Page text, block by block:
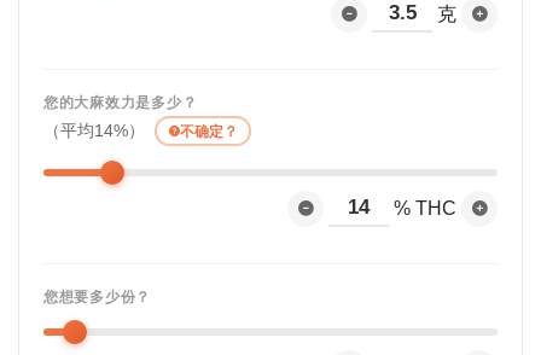
克
您的大麻效力是多少？
（平均14%） 不确定？
% THC
您想要多少份？